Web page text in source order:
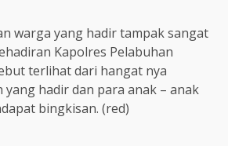
warga yang hadir tampak sangat
Kapolres Pelabuhan
terlihat dari hangat nya
yang hadir dan para anak – anak
bingkisan. (red)